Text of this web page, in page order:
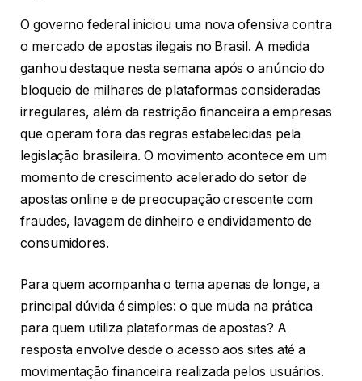
O governo federal iniciou uma nova ofensiva contra
o mercado de apostas ilegais no Brasil. A medida
ganhou destaque nesta semana após o anúncio do
bloqueio de milhares de plataformas consideradas
irregulares, além da restrição financeira a empresas
que operam fora das regras estabelecidas pela
legislação brasileira. O movimento acontece em um
momento de crescimento acelerado do setor de
apostas online e de preocupação crescente com
fraudes, lavagem de dinheiro e endividamento de
consumidores.
Para quem acompanha o tema apenas de longe, a
principal dúvida é simples: o que muda na prática
para quem utiliza plataformas de apostas? A
resposta envolve desde o acesso aos sites até a
movimentação financeira realizada pelos usuários.